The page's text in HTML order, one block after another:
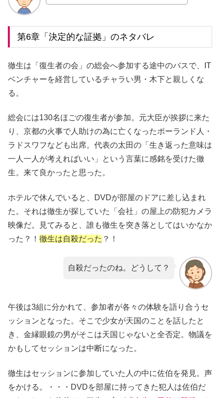
第6章「決定的な証拠」のネタバレ
徹生は「復生者の会」の総会へ参加する途中のバスで、IT
ベンチャーを経営しているチャラい男・木下と親しくな
る。
総会には130名ほごの復生者が参加。元大臣が挨拶に来た
り、京都の火事で人助けの為に亡くなったポーランド人・
ラドスワフなども出席。代表の太田の「生き返った意味は
一人一人が考えればいい」という言葉に感銘を受けた徹
生。来て良かったと思った。
ホテルで休んでいると、DVDが部屋のドアに差し込まれ
た。それは徹生が探していた「会社」の屋上の防犯カメラ
映像だ。見てみると、誰も徹生を突き落としてはいかなか
った？！ 徹生は自殺だった ？！
自殺だったのね。どうして？
午後は3組に分かれて、参加者が各々の体験を語り合うセ
ッションとなった。そこで少女が天国のことを話したと
き、金縁眼鏡の男がそこは天国じゃないと全否定。物議を
かもしてセッションは中断になった。
徹生はセッションに参加していた人の中に佐伯を発見。声
をかける。・・・DVDを部屋に持ってきた犯人は佐伯だ